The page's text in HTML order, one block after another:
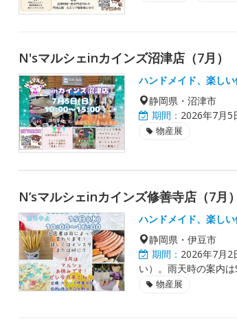
N'sマルシェinカインズ沼津店（7月）
ハンドメイド、楽し
静岡県・沼津市
期間： 2026年7月5
物産展
N’sマルシェinカインズ修善寺店（7月）
ハンドメイド、楽し
静岡県・伊豆市
期間： 2026年7月2
い）。雨天時の案内
物産展